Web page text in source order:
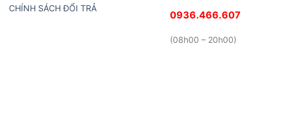
CHÍNH SÁCH ĐỔI TRẢ
0936.466.607
(08h00 – 20h00)